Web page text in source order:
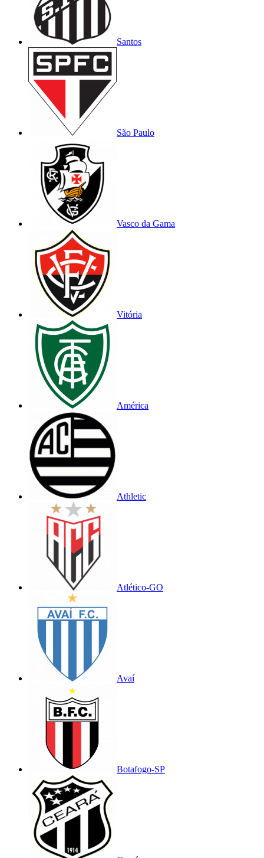
Santos
São Paulo
Vasco da Gama
Vitória
América
Athletic
Atlético-GO
Avaí
Botafogo-SP